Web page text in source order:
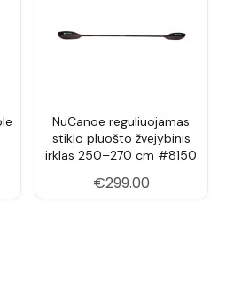
Universalus (rekreacija,
turizmas)
užapvalinta viršūnė, mažas
NuCanoe reguliuojamas
stiklo pluošto žvejybinis
irklas 250–270 cm #8150
€299.00